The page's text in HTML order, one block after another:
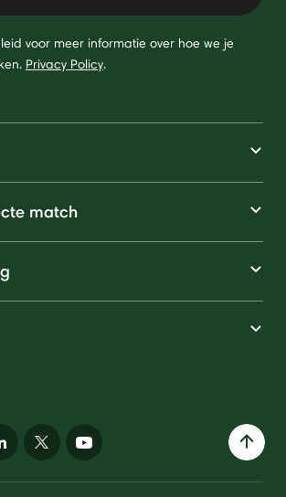
voor meer informatie over hoe we je
Privacy Policy.
match